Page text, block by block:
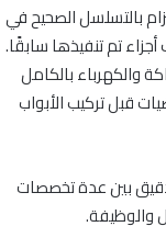
بالتسلسل الصحيح في
تم تنفيذها سابقًا.
والكهرباء بالكامل
قبل تركيب الأبواب
بين عدة تخصصات
والوظيفة.